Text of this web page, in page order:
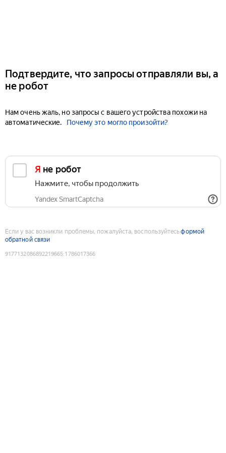
Подтвердите, что запросы отправляли вы, а
не робот
Нам очень жаль, но запросы с вашего устройства похожи на
автоматические.
Почему это могло произойти?
Я не робот
Нажмите, чтобы продолжить
Yandex SmartCaptcha
Если у вас возникли проблемы, пожалуйста, воспользуйтесьформой
обратной связи
9177132086892219665:1786017366